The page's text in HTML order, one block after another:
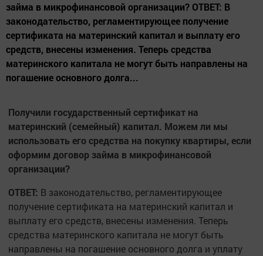
займа в микрофинансовой организации? ОТВЕТ: В
законодательство, регламентирующее получение
сертификата на материнский капитал и выплату его
средств, внесены изменения. Теперь средства
материнского капитала не могут быть направлены на
погашение основного долга...
Получили государственный сертификат на
материнский (семейный) капитал. Можем ли мы
использовать его средства на покупку квартиры, если
оформим договор займа в микрофинансовой
организации?
ОТВЕТ: В законодательство, регламентирующее
получение сертификата на материнский капитал и
выплату его средств, внесены изменения. Теперь
средства материнского капитала не могут быть
направлены на погашение основного долга и уплату